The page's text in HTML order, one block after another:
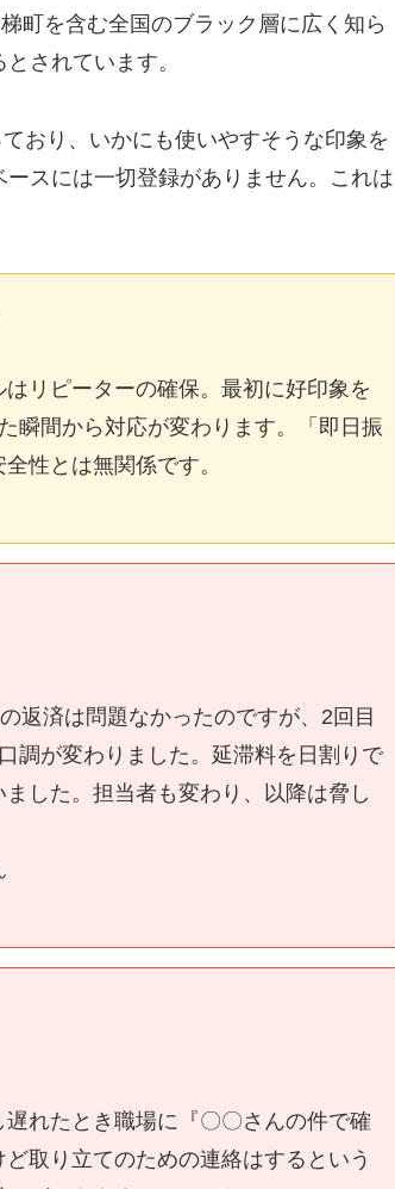
町を含む全国のブラック層に広く知ら
されています。
おり、いかにも使いやすそうな印象を
スには一切登録がありません。これは
リピーターの確保。最初に好印象を
瞬間から対応が変わります。「即日振
性とは無関係です。
返済は問題なかったのですが、2回目
調が変わりました。延滞料を日割りで
した。担当者も変わり、以降は脅し
れたとき職場に『〇〇さんの件で確
取り立てのための連絡はするという